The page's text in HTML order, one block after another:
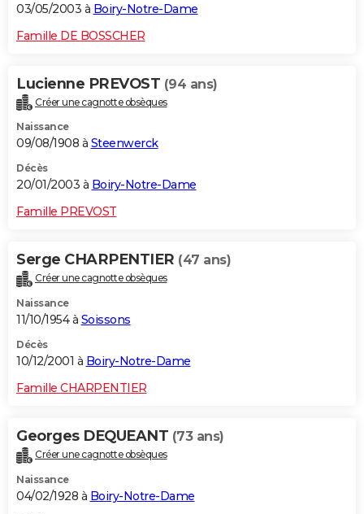
03/05/2003 à Boiry-Notre-Dame
Famille DE BOSSCHER
Lucienne PREVOST (94 ans)
Créer une cagnotte obsèques
Naissance
09/08/1908 à Steenwerck
Décès
20/01/2003 à Boiry-Notre-Dame
Famille PREVOST
Serge CHARPENTIER (47 ans)
Créer une cagnotte obsèques
Naissance
11/10/1954 à Soissons
Décès
10/12/2001 à Boiry-Notre-Dame
Famille CHARPENTIER
Georges DEQUEANT (73 ans)
Créer une cagnotte obsèques
Naissance
04/02/1928 à Boiry-Notre-Dame